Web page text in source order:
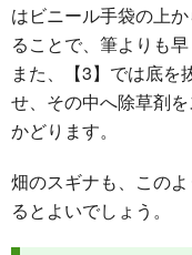
はビニール手袋の上
ることで、筆よりも
また、【3】では底を
せ、その中へ除草剤
かどります。
畑のスギナも、この
るとよいでしょう。